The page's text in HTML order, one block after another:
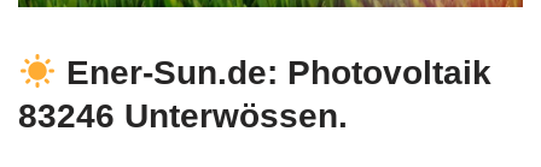
Ener-Sun.de: Photovoltaik
83246 Unterwössen.